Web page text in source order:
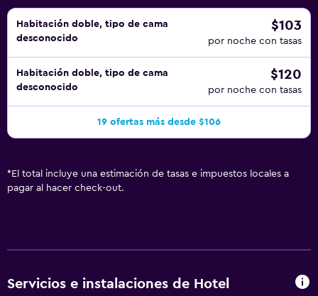
Habitación doble, tipo de cama
desconocido
$103
por noche con tasas
Habitación doble, tipo de cama
desconocido
$120
por noche con tasas
19 ofertas más desde $106
* El total incluye una estimación de tasas e impuestos locales a
pagar al hacer check-out.
Servicios e instalaciones de Hotel